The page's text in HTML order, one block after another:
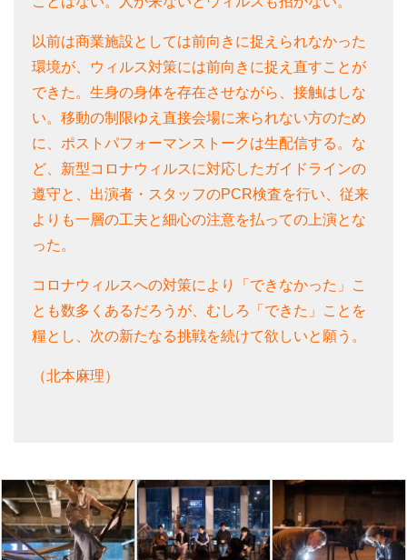
以前は商業施設としては前向きに捉えられなかった
環境が、ウィルス対策には前向きに捉え直すことが
できた。生身の身体を存在させながら、接触はしな
い。移動の制限ゆえ直接会場に来られない方のため
に、ポストパフォーマンストークは生配信する。な
ど、新型コロナウィルスに対応したガイドラインの
遵守と、出演者・スタッフのPCR検査を行い、従来
よりも一層の工夫と細心の注意を払っての上演とな
った。
コロナウィルスへの対策により「できなかった」こ
とも数多くあるだろうが、むしろ「できた」ことを
糧とし、次の新たなる挑戦を続けて欲しいと願う。
（北本麻理）